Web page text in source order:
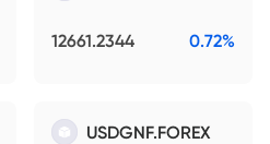
12661.2344 0.72%
USDGNF.FOREX